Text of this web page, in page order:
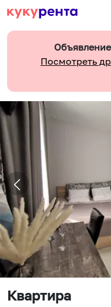
Посмотреть
Квартира